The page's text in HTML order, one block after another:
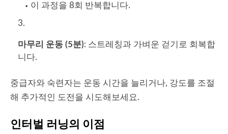
이 과정을 8회 반복합니다.
마무리 운동 (5분): 스트레칭과 가벼운 걷기로 회복합
니다.
중급자와 숙련자는 운동 시간을 늘리거나, 강도를 조절
해 추가적인 도전을 시도해보세요.
인터벌 러닝의 이점